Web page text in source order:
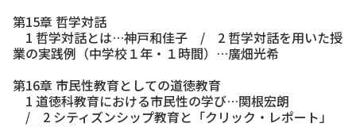
第15章 哲学対話
1 哲学対話とは…神戸和佳子 / 2 哲学対話を用いた授
業の実践例（中学校１年・１時間）…廣畑光希
第16章 市民性教育としての道徳教育
1 道徳科教育における市民性の学び…関根宏朗
/ 2 シティズンシップ教育と「クリック・レポート」